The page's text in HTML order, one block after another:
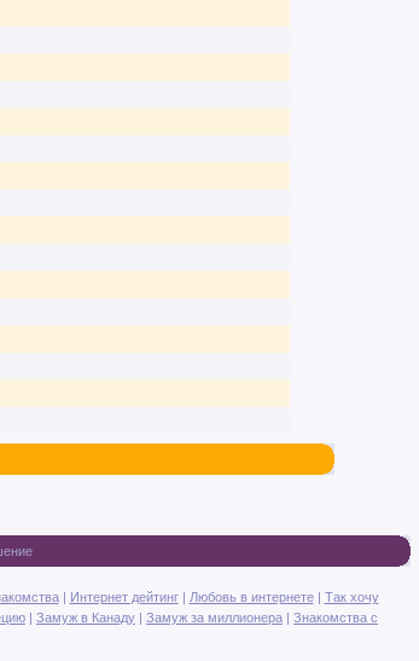
| Интернет дейтинг| Любовь в интернете| Так хочу
| Замуж в Канаду | Замуж за миллионера | Знакомства с